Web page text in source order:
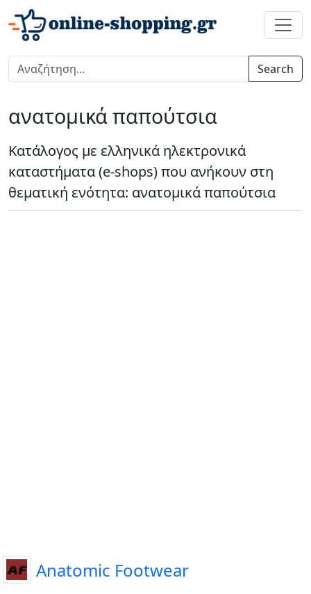
Search
ανατομικά παπούτσια
Κατάλογος με ελληνικά ηλεκτρονικά
καταστήματα (e-shops) που ανήκουν στη
θεματική ενότητα: ανατομικά παπούτσια
Anatomic Footwear